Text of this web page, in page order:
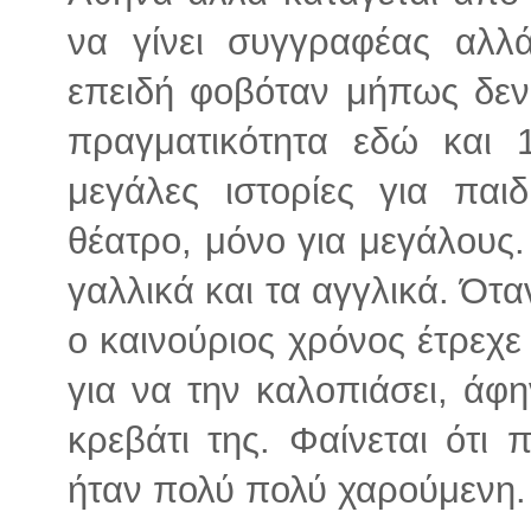
να γίνει συγγραφέας
επειδή φοβόταν μήπως δεν
πραγματικότητα εδώ και
μεγάλες ιστορίες για
θέατρο, μόνο για
γαλλικά και τα αγγλικά.
ο καινούριος χρόνος
για να την καλοπιάσει,
κρεβάτι της. Φαίνεται ότι
ήταν πολύ πολύ χαρούμενη.